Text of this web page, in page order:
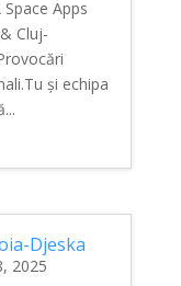
Apps
Cluj-
și echipa
Djeska
2025